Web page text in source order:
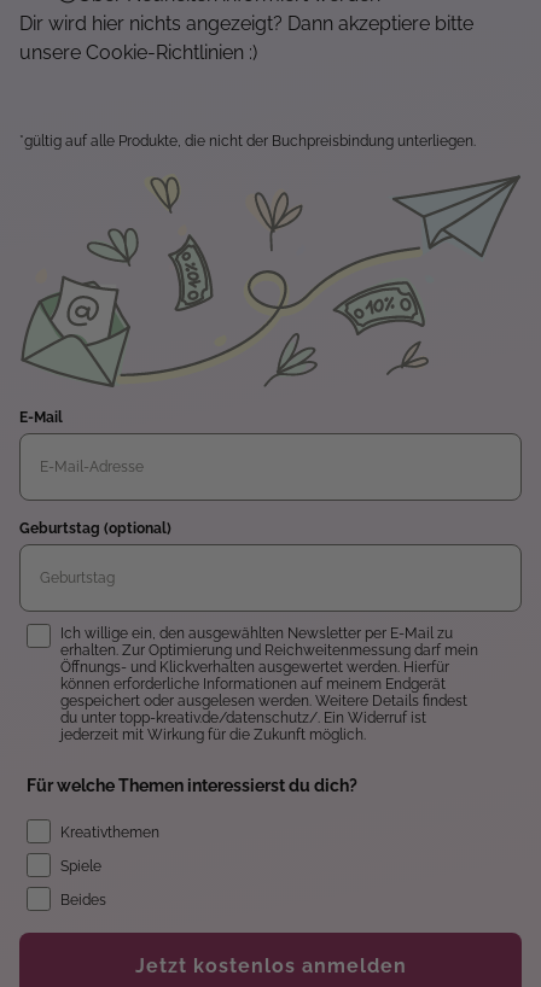
Dir wird hier nichts angezeigt? Dann akzeptiere bitte
unsere Cookie-Richtlinien :)
*gültig auf alle Produkte, die nicht der Buchpreisbindung unterliegen.
E-Mail
Geburtstag (optional)
Einwilligung
Ich willige ein, den ausgewählten Newsletter per E-Mail zu
erhalten. Zur Optimierung und Reichweitenmessung darf mein
Öffnungs- und Klickverhalten ausgewertet werden. Hierfür
können erforderliche Informationen auf meinem Endgerät
gespeichert oder ausgelesen werden. Weitere Details findest
du unter topp-kreativ.de/datenschutz/. Ein Widerruf ist
jederzeit mit Wirkung für die Zukunft möglich.
Für welche Themen interessierst du dich?
Kreativthemen
Spiele
Beides
Jetzt kostenlos anmelden